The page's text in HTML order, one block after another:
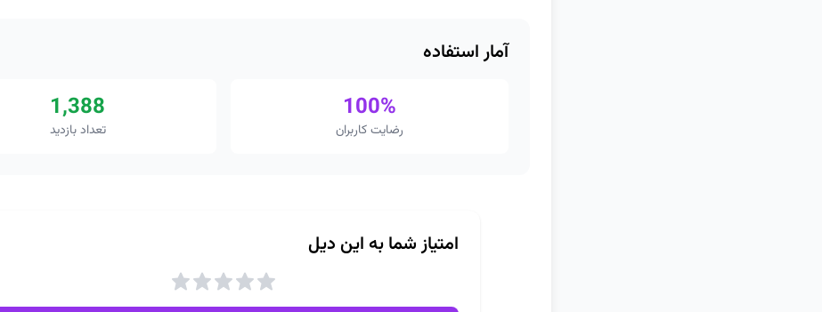
آمار استفاده
100%
رضایت کاربران
1,388
تعداد بازدید
امتیاز شما به این دیل